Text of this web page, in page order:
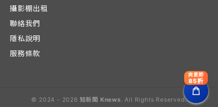
攝影棚出租
聯絡我們
隱私說明
服務條款
© 2024 - 2026 知新聞 Knews . All Rights Reserved.
爽夏節
85折